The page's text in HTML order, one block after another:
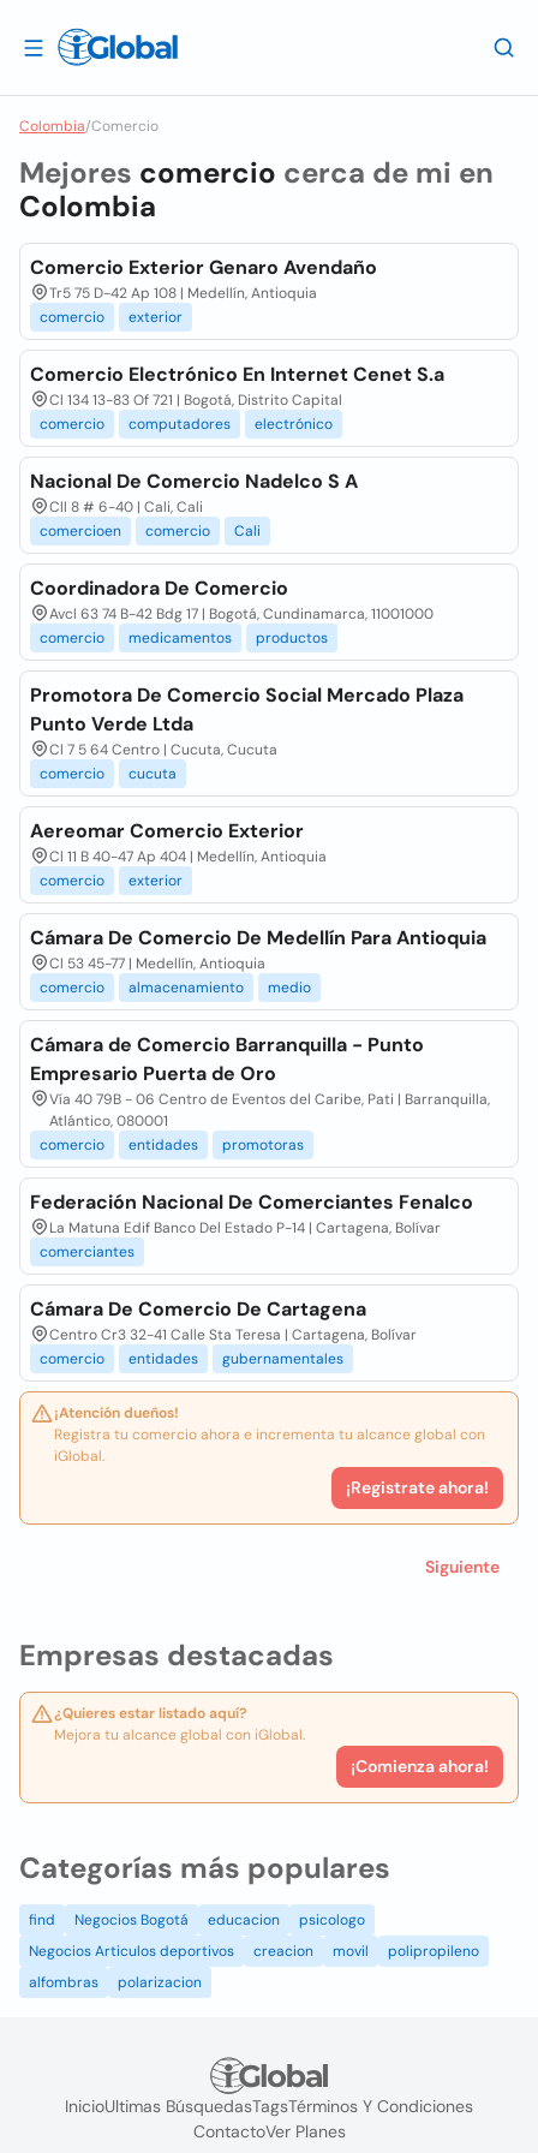
Colombia/Comercio
Empresas destacadas
¿Quieres estar listado aquí?
Mejora tu alcance global con iGlobal.
¡Comienza ahora!
Mejores comercio cerca de mi en
Colombia
Comercio Exterior Genaro Avendaño
Tr5 75 D-42 Ap 108 | Medellín, Antioquia
comercio
exterior
Comercio Electrónico En Internet Cenet S.a
Cl 134 13-83 Of 721 | Bogotá, Distrito Capital
comercio
computadores electrónico
Nacional De Comercio Nadelco S A
Cll 8 # 6-40 | Cali, Cali
comercioen
comercio Cali
Coordinadora De Comercio
Avcl 63 74 B-42 Bdg 17 | Bogotá, Cundinamarca, 11001000
comercio
medicamentos productos
Promotora De Comercio Social Mercado Plaza
Punto Verde Ltda
Cl 7 5 64 Centro | Cucuta, Cucuta
comercio
cucuta
Aereomar Comercio Exterior
Cl 11 B 40-47 Ap 404 | Medellín, Antioquia
comercio
exterior
Cámara De Comercio De Medellín Para Antioquia
Cl 53 45-77 | Medellín, Antioquia
comercio
almacenamiento medio
Cámara de Comercio Barranquilla - Punto
Empresario Puerta de Oro
Vía 40 79B - 06 Centro de Eventos del Caribe, Pati | Barranquilla,
Atlántico, 080001
comercio
entidades promotoras
Federación Nacional De Comerciantes Fenalco
La Matuna Edif Banco Del Estado P-14 | Cartagena, Bolívar
comerciantes
Cámara De Comercio De Cartagena
Centro Cr3 32-41 Calle Sta Teresa | Cartagena, Bolívar
comercio
entidades gubernamentales
¡Atención dueños!
Registra tu comercio ahora e incrementa tu alcance global con
iGlobal.
¡Registrate ahora!
Siguiente
Categorías más populares
find Negocios Bogotá educacion
psicologo
Negocios Articulos deportivos
creacion movil
polipropileno
alfombras
polarizacion
InicioUltimas BúsquedasTagsTérminos Y Condiciones
ContactoVer Planes